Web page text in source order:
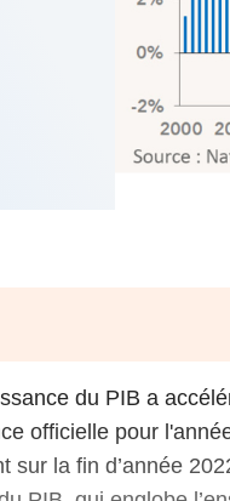
Voir tous
d'Olivier
10 juil. 2025
Mieux
stratégie
Voir toutes
du PIB a
officielle pour
la fin d’année